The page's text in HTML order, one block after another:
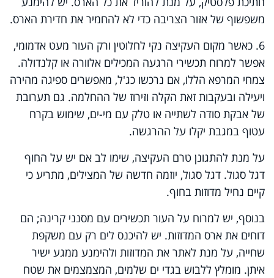
משפשוף של אזור הצריבה כדי לא להחמיר את חדירת הארס.
6. כאשר מקום העקיצה נקי לחלוטין ורק העור מעט אדמומי,
אפשר למרוח תכשירי הרגעה המכילים אלוורה או קלנדולה.
צמחי המרפא הללו, אם נרכשו כג'ל, מאפשרים ספיגה מהירה
ויעילה ובעקבות זאת הקלה וזירוז של ההחלמה. גם תערובת
של אבקת סודה לשתייה או טלק עם מי-ים, שימוש בקרח
עטוף במגבת יקלו על ההרגשה.
על מנת להתגונן טרם העקיצה, שימו לב אם יש על החוף
דגל סגול. דגל סגול, יוזמה חדשה של המצילים, מתריע כי
קיים נחיל מדוזות בחוף.
בנוסף, יש למרוח על העור תכשירים עם מסנני קרינה; הם
דוחים את ארס המדוזות. יש להיכנס לים רק עם משקפת
שחייה, על מנת לאתר את המדוזות ולהימנע ממגע ישיר
איתן. מומלץ ללבוש בגדי ים שלמים, המצמצמים את שטח